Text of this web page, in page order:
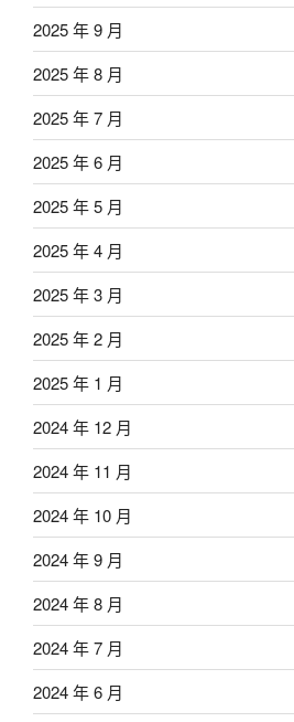
2025 年 9 月
2025 年 8 月
2025 年 7 月
2025 年 6 月
2025 年 5 月
2025 年 4 月
2025 年 3 月
2025 年 2 月
2025 年 1 月
2024 年 12 月
2024 年 11 月
2024 年 10 月
2024 年 9 月
2024 年 8 月
2024 年 7 月
2024 年 6 月